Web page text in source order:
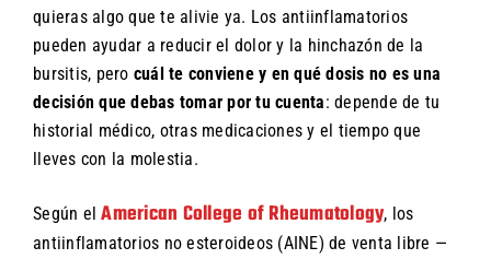
quieras algo que te alivie ya. Los antiinflamatorios
pueden ayudar a reducir el dolor y la hinchazón de la
bursitis, pero cuál te conviene y en qué dosis no es una
decisión que debas tomar por tu cuenta: depende de tu
historial médico, otras medicaciones y el tiempo que
lleves con la molestia.
Según elAmerican College of Rheumatology, los
antiinflamatorios no esteroideos (AINE) de venta libre —